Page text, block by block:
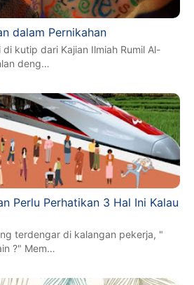
dalam Pernikahan
kutip dari Kajian Ilmiah Rumil Al-
deng…
Perlu Perhatikan 3 Hal Ini Kalau
terdengar di kalangan pekerja, "
?" Mem…